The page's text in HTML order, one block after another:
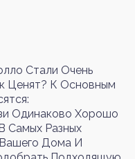
Стали Очень
Ценят? К Основным
Одинаково Хорошо
Самых Разных
Дома И
Регистрация